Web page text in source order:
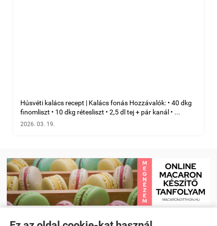
Húsvéti kalács recept | Kalács fonás Hozzávalók: • 40 dkg
finomliszt • 10 dkg rétesliszt • 2,5 dl tej + pár kanál • ...
2026. 03. 19.